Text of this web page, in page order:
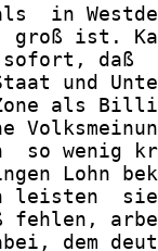
in
groß ist.
daß
und
als
so wenig
Lohn
leisten
fehlen,
dem